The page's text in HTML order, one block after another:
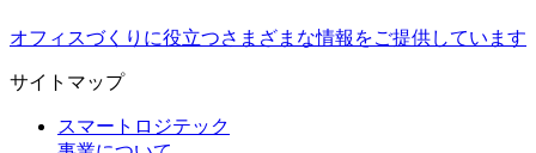
オフィスづくりに役立つさまざまな情報をご提供しています
サイトマップ
スマートロジテック